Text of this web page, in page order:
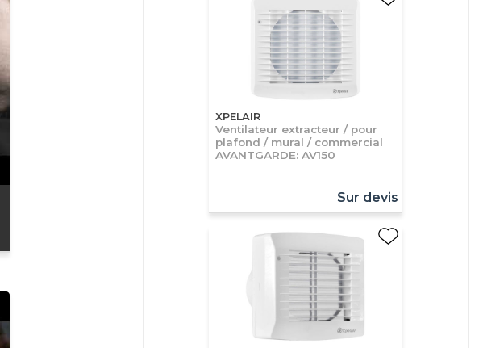
XPELAIR
Ventilateur extracteur / pour
plafond / mural / commercial
AVANTGARDE: AV150
Sur devis